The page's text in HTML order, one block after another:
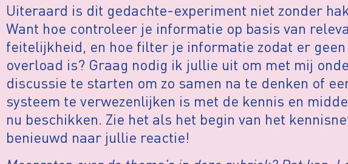
Uiteraard is dit gedachte-experiment niet zonder
Want hoe controleer je informatie op basis van
feitelijkheid, en hoe filter je informatie zodat er
overload is? Graag nodig ik jullie uit om met mij
discussie te starten om zo samen na te denken of
systeem te verwezenlijken is met de kennis en
nu beschikken. Zie het als het begin van het
benieuwd naar jullie reactie!